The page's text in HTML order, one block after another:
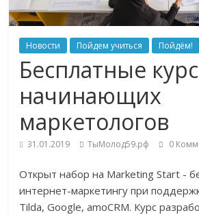
Новости Пойдем учиться Пойдём!
Бесплатные
начинающих
маркетологов
31.01.2019 ТыМолод59.рф 0
Открыт набор на Marketing Start -
интернет-маркетингу при
Tilda, Google, amoCRM. Курс